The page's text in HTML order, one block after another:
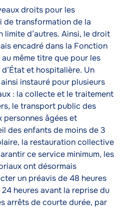
droits pour les
de transformation de la
limite d’autres. Ainsi, le droit
encadré dans la Fonction
même titre que pour les
et hospitalière. Un
instauré pour plusieurs
: la collecte et le traitement
le transport public des
personnes âgées et
des enfants de moins de 3
la restauration collective
ce service minimum, les
ont désormais
un préavis de 48 heures
heures avant la reprise du
arrêts de courte durée, par